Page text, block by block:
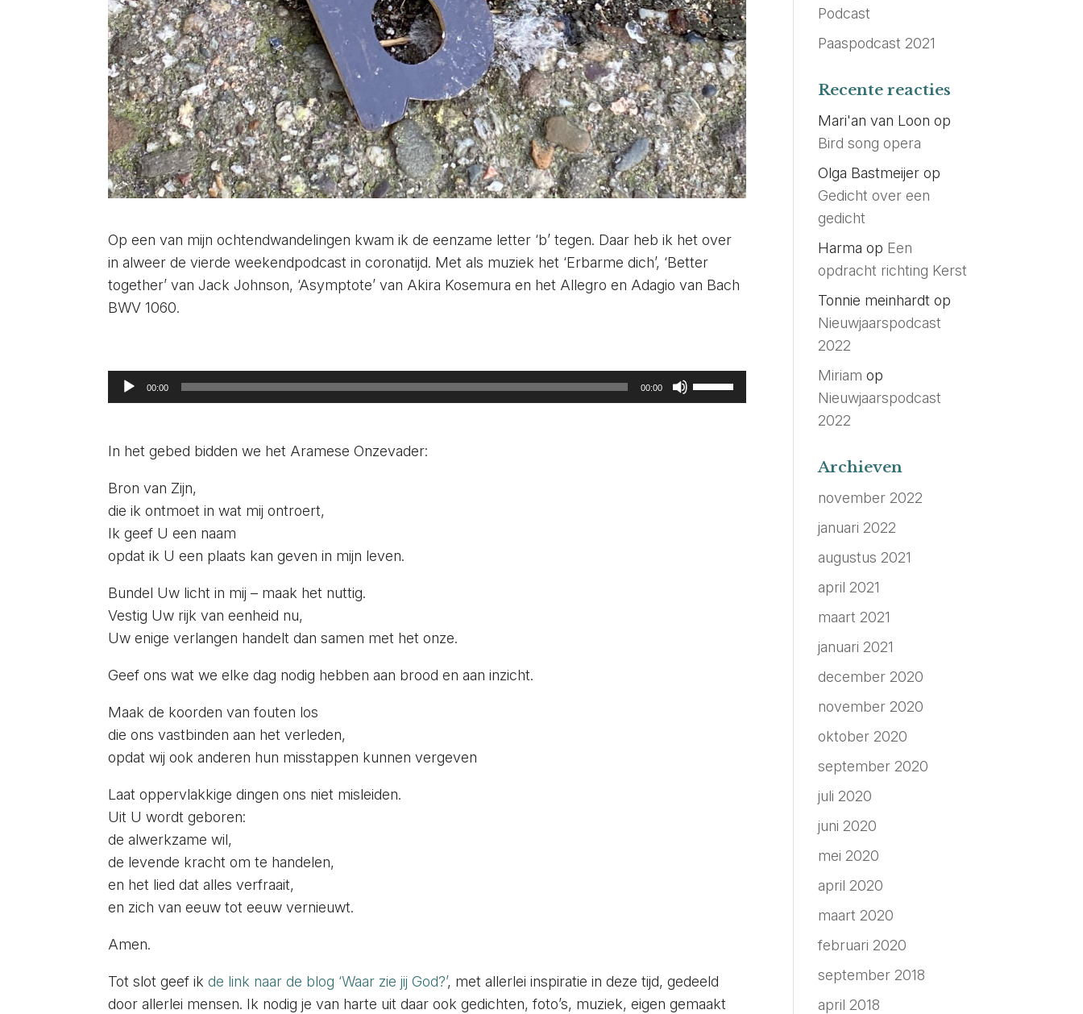
Op een van mijn ochtendwandelingen kwam ik de eenzame letter ‘b’ tegen. Daar heb ik het over
in alweer de vierde weekendpodcast in coronatijd. Met als muziek het ‘Erbarme dich’, ‘Better
together’ van Jack Johnson, ‘Asymptote’ van Akira Kosemura en het Allegro en Adagio van Bach
BWV 1060.
Audiospeler
00:00 00:00
Gebruik
Omhoog/Omlaag
In het gebed bidden we het Aramese Onzevader:
Bron van Zijn,
die ik ontmoet in wat mij ontroert,
Ik geef U een naam
opdat ik U een plaats kan geven in mijn leven.
Bundel Uw licht in mij – maak het nuttig.
Vestig Uw rijk van eenheid nu,
Uw enige verlangen handelt dan samen met het onze.
Geef ons wat we elke dag nodig hebben aan brood en aan inzicht.
Maak de koorden van fouten los
die ons vastbinden aan het verleden,
opdat wij ook anderen hun misstappen kunnen vergeven
Laat oppervlakkige dingen ons niet misleiden.
Uit U wordt geboren:
de alwerkzame wil,
de levende kracht om te handelen,
en het lied dat alles verfraait,
en zich van eeuw tot eeuw vernieuwt.
Amen.
Tot slot geef ikde link naar de blog ‘Waar zie jij God?’, met allerlei inspiratie in deze tijd, gedeeld
door allerlei mensen. Ik nodig je van harte uit daar ook gedichten, foto’s, muziek, eigen gemaakt
Podcast
Paaspodcast 2021
Recente reacties
Mari'an van Loon op
Bird song opera
Olga Bastmeijer op
Gedicht over een
gedicht
Harma op Een
opdracht richting Kerst
Tonnie meinhardt op
Nieuwjaarspodcast
2022
Miriam op
Nieuwjaarspodcast
2022
Archieven
november 2022
januari 2022
augustus 2021
april 2021
maart 2021
januari 2021
december 2020
november 2020
oktober 2020
september 2020
juli 2020
juni 2020
mei 2020
april 2020
maart 2020
februari 2020
september 2018
april 2018